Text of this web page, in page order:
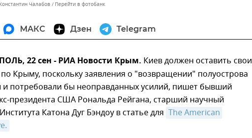
Чалабов Перейти в фотобанк
МАКС Дзен Telegram
22 сен - РИА Новости Крым. Киев должен оставить свои
Крыму, поскольку заявления о "возвращении" полуострова
и потребовали бы неоправданных усилий, пишет бывший
президента США Рональда Рейгана, старший научный
Катона Дуг Бэндоу в статье для The American